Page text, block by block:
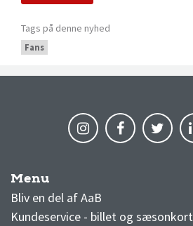
Tags på denne nyhed
Fans
Menu
Bliv en del af AaB
Kundeservice - billet og sæsonkort